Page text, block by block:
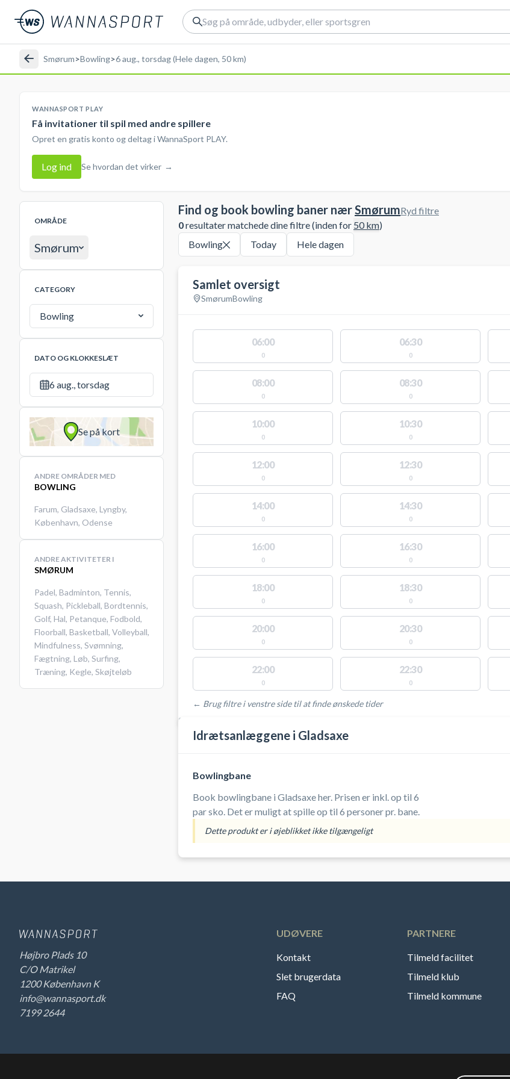
Smørum>Bowling>6 aug., torsdag (Hele dagen, 50 km)
WANNASPORT PLAY
Få invitationer til spil med andre spillere
Opret en gratis konto og deltag i WannaSport PLAY.
Log ind Se hvordan det virker →
OMRÅDE
Smørum
CATEGORY
Bowling
DATO OG KLOKKESLÆT
6 aug., torsdag
Se på kort
ANDRE OMRÅDER MED
BOWLING
Farum, Gladsaxe, Lyngby,
København, Odense
ANDRE AKTIVITETER I
SMØRUM
Padel, Badminton, Tennis,
Squash, Pickleball, Bordtennis,
Golf, Hal, Petanque, Fodbold,
Floorball, Basketball, Volleyball,
Mindfulness, Svømning,
Fægtning, Løb, Surfing,
Træning, Kegle, Skøjteløb
Find og book bowling baner nærSmørum
0resultater matchede dine filtre (inden for 50km)
Ryd filtre
Bowling Today Hele dagen
Samlet oversigt
SmørumBowling
06:00
0
06:30
0
08:00
0
08:30
0
10:00
0
10:30
0
12:00
0
12:30
0
14:00
0
14:30
0
16:00
0
16:30
0
18:00
0
18:30
0
20:00
0
20:30
0
22:00
0
22:30
0
← Brug filtre i venstre side til at finde ønskede tider
STEDER MED LEDIGE AKTIVITETER
Idrætsanlæggene i Gladsaxe
Bowlingbane
Book bowlingbane i Gladsaxe her. Prisen er inkl. op til 6
par sko. Det er muligt at spille op til 6 personer pr. bane.
Dette produkt er i øjeblikket ikke tilgængeligt
Højbro Plads 10
C/O Matrikel
1200 København K
info@wannasport.dk
7199 2644
UDØVERE
Kontakt
Slet brugerdata
FAQ
PARTNERE
Tilmeld facilitet
Tilmeld klub
Tilmeld kommune